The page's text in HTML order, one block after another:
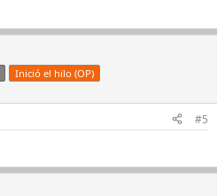
Inició el hilo (OP)
#5